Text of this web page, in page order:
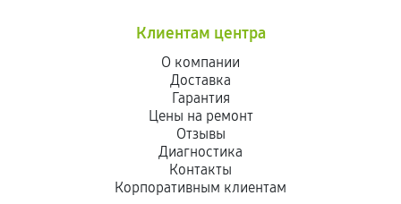
Клиентам центра
О компании
Доставка
Гарантия
Цены на ремонт
Отзывы
Диагностика
Контакты
Корпоративным клиентам